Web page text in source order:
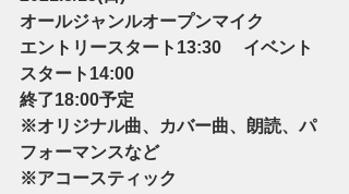
オールジャンルオープンマイク
エントリースタート13:30　 イベント
スタート14:00
終了18:00予定
※オリジナル曲、カバー曲、朗読、パ
フォーマンスなど
※アコースティック